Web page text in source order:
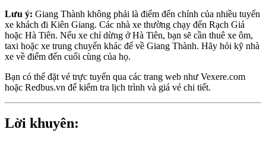
Lưu ý: Giang Thành không phải là điểm đến chính của nhiều tuyến
xe khách đi Kiên Giang. Các nhà xe thường chạy đến Rạch Giá
hoặc Hà Tiên. Nếu xe chỉ dừng ở Hà Tiên, bạn sẽ cần thuê xe ôm,
taxi hoặc xe trung chuyển khác để về Giang Thành. Hãy hỏi kỹ nhà
xe về điểm đến cuối cùng của họ.
Bạn có thể đặt vé trực tuyến qua các trang web như Vexere.com
hoặc Redbus.vn để kiểm tra lịch trình và giá vé chi tiết.
Lời khuyên: